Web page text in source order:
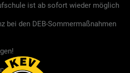
ist ab sofort wieder möglich
bei den DEB-Sommermaßnahmen
Kompalla